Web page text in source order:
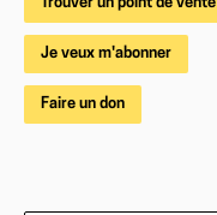
Trouver un point de vente
Je veux m'abonner
Faire un don